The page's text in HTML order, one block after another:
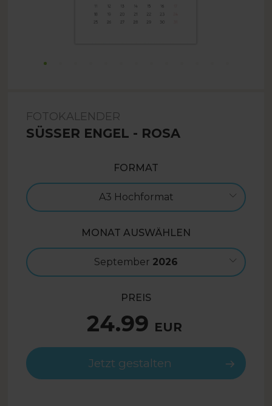
FOTOKALENDER
SÜSSER ENGEL - ROSA
FORMAT
A3 Hochformat
MONAT AUSWÄHLEN
September 2026
PREIS
24.99 EUR
Jetzt gestalten